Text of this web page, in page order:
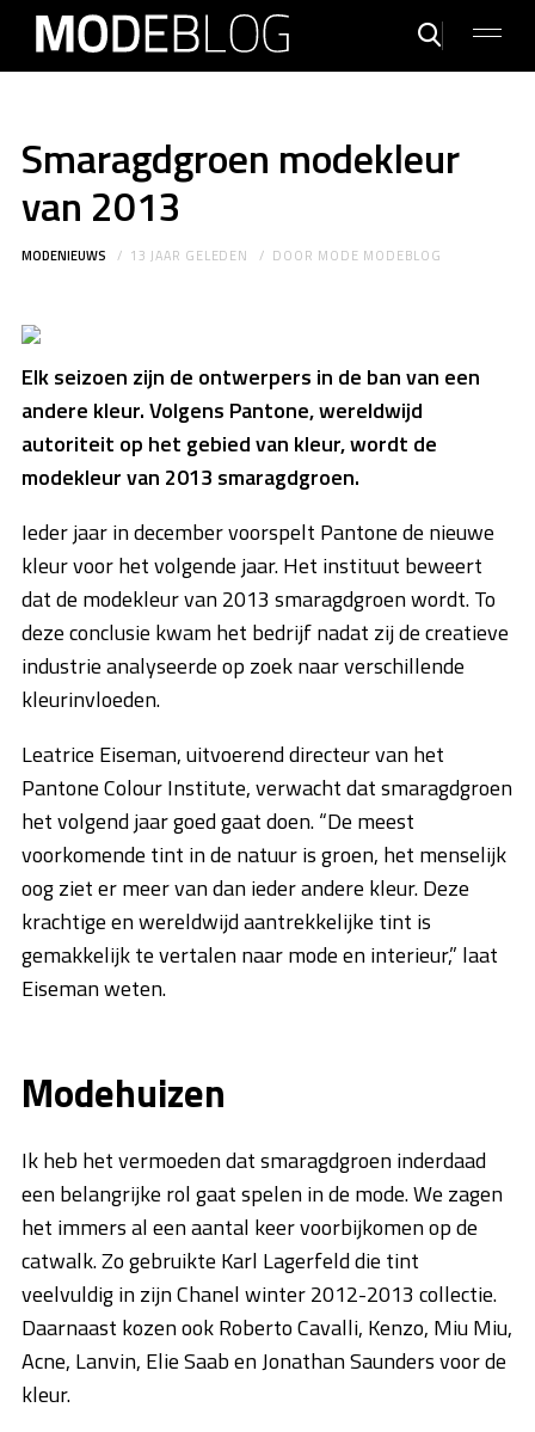
Smaragdgroen modekleur
van 2013
MODENIEUWS 13 JAAR GELEDEN DOOR MODE MODEBLOG
Elk seizoen zijn de ontwerpers in de ban van een
andere kleur. Volgens Pantone, wereldwijd
autoriteit op het gebied van kleur, wordt de
modekleur van 2013 smaragdgroen.
Ieder jaar in december voorspelt Pantone de nieuwe
kleur voor het volgende jaar. Het instituut beweert
dat de modekleur van 2013 smaragdgroen wordt. To
deze conclusie kwam het bedrijf nadat zij de creatieve
industrie analyseerde op zoek naar verschillende
kleurinvloeden.
Leatrice Eiseman, uitvoerend directeur van het
Pantone Colour Institute, verwacht dat smaragdgroen
het volgend jaar goed gaat doen. “De meest
voorkomende tint in de natuur is groen, het menselijk
oog ziet er meer van dan ieder andere kleur. Deze
krachtige en wereldwijd aantrekkelijke tint is
gemakkelijk te vertalen naar mode en interieur,” laat
Eiseman weten.
Modehuizen
Ik heb het vermoeden dat smaragdgroen inderdaad
een belangrijke rol gaat spelen in de mode. We zagen
het immers al een aantal keer voorbijkomen op de
catwalk. Zo gebruikte Karl Lagerfeld die tint
veelvuldig in zijn Chanel winter 2012-2013 collectie.
Daarnaast kozen ook Roberto Cavalli, Kenzo, Miu Miu,
Acne, Lanvin, Elie Saab en Jonathan Saunders voor de
kleur.